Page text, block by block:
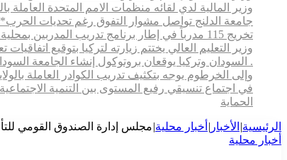
وزير المالية لدي لقائه منظمات الامم المتحدة العاملة
جامعة الدلنج تواصل مشوار التفوق رغم تحديات
تخريج 115 مدرباً في إطار برنامج تدريب المدربين بمحلية جبل أولياء
وزير التعليم العالي يختتم زيارته لتركيا بتوقيع
. السودان وتركيا يوقعان بروتوكول إنشاء الجامعة السودانية
وإلى الخرطوم يوجه بتكثيف تدريب الكوادر العاملة
في اجتماع تنسيقي رفيع المستوى بين التنمية
الحماية
الرئيسية| الأخبار | أخبار محلية|مجلس إدارة الصندوق القومي
أخبار محلية